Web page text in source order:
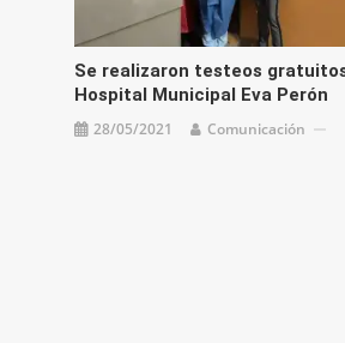
Se realizaron testeos
Hospital Municipal Eva Perón
28/05/2021 Comunicación